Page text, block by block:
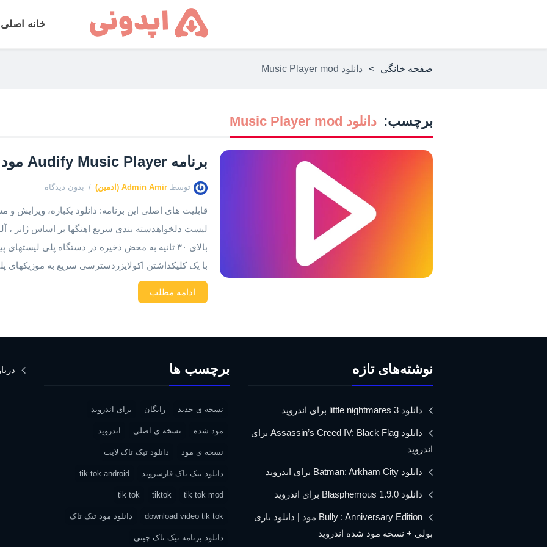
خانه اصلی
صفحه خانگی > دانلود Music Player mod
برچسب: دانلود Music Player mod
برنامه Audify Music Player مود شده | نسخه ۱.۱۲۴.۹
توسط Admin Amir (ادمین) بدون دیدگاه
لیست دلخواهدسته بندی سریع اهنگها بر اساس ژانر ،
بالای ۳۰ ثانیه به محض ذخیره در دستگاه پلی
با یک کلیکداشتن اکولایزردسترسی سریع به
ادامه مطلب
نوشته‌های تازه
دانلود little nightmares 3 برای اندروید
دانلود Assassin’s Creed IV: Black Flag برای
اندروید
دانلود Batman: Arkham City برای اندروید
دانلود Blasphemous 1.9.0 برای اندروید
Bully : Anniversary Edition مود | دانلود بازی
بولی + نسخه مود شده اندروید
برچسب ها
نسخه ی جدید رایگان برای اندروید
مود شده نسخه ی اصلی اندروید
نسخه ی مود دانلود تیک تاک لایت
دانلود تیک تاک فارسروید tik tok android
tik tok mod
tiktok
tik tok
download video tik tok دانلود مود تیک تاک
دانلود برنامه تیک تاک چینی